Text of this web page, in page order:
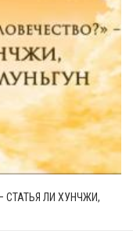
СТАТЬЯ ЛИ ХУНЧЖИ,